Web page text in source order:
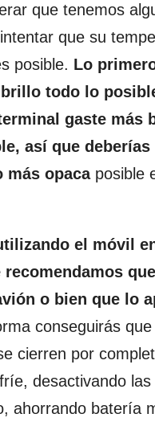
que tenemos
que su
posible. Lo
todo lo
gaste más
así que
más opacaposible
el móvil
recomendamos
o bien que lo
conseguirás que
cierren por
desactivando
ahorrando batería